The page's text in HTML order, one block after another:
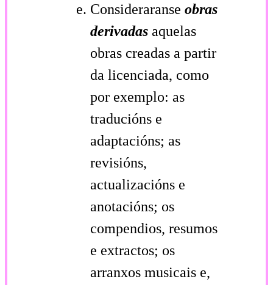
Consideraranse obras
derivadas aquelas
obras creadas a partir
da licenciada, como
por exemplo: as
traducións e
adaptacións; as
revisións,
actualizacións e
anotacións; os
compendios, resumos
e extractos; os
arranxos musicais e,